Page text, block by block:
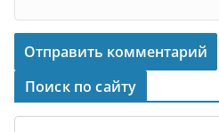
Поиск по сайту